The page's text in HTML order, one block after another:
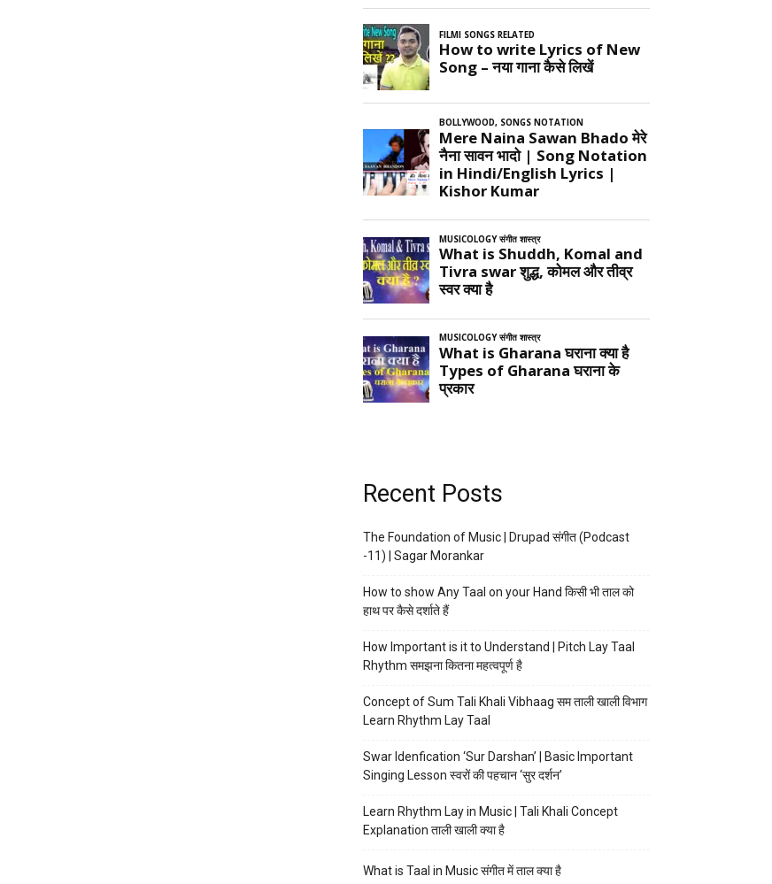
Recent Posts
The Foundation of Music | Drupad संगीत (Podcast
-11) | Sagar Morankar
How to show Any Taal on your Hand किसी भी ताल को
हाथ पर कैसे दर्शाते हैं
How Important is it to Understand | Pitch Lay Taal
Rhythm समझना कितना महत्वपूर्ण है
Concept of Sum Tali Khali Vibhaag सम ताली खाली विभाग
Learn Rhythm Lay Taal
Swar Idenfication ‘Sur Darshan’ | Basic Important
Singing Lesson स्वरों की पहचान ‘सुर दर्शन’
Learn Rhythm Lay in Music | Tali Khali Concept
Explanation ताली खाली क्या है
What is Taal in Music संगीत में ताल क्या है